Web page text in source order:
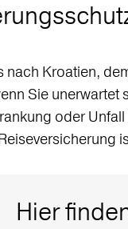
nach Kroatien,
Sie
oder
Hier